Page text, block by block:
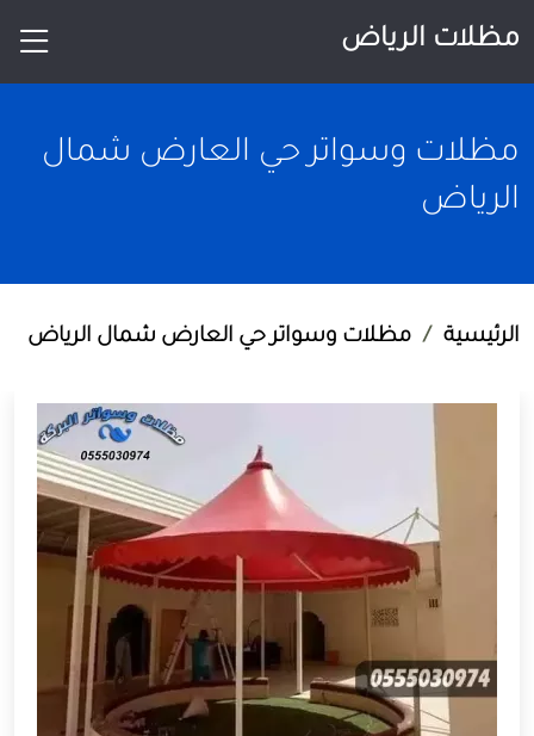
مظلات الرياض
مظلات وسواتر حي العارض شمال
الرياض
الرئيسية مظلات وسواتر حي العارض شمال الرياض